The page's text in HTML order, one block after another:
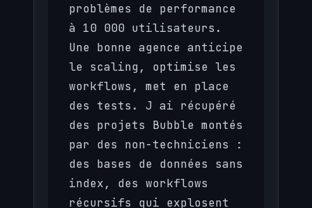
problèmes de performance
à 10 000 utilisateurs.
Une bonne agence anticipe
le scaling, optimise les
workflows, met en place
des tests. J ai récupéré
des projets Bubble montés
par des non-techniciens :
des bases de données sans
index, des workflows
récursifs qui explosent